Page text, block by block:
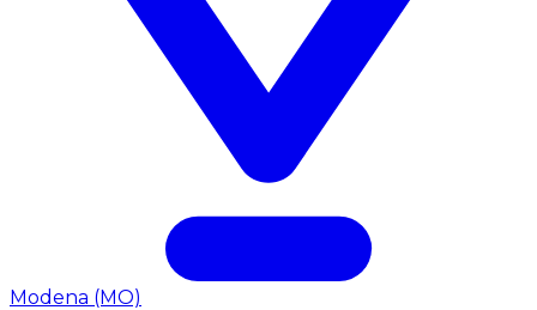
Modena (MO)